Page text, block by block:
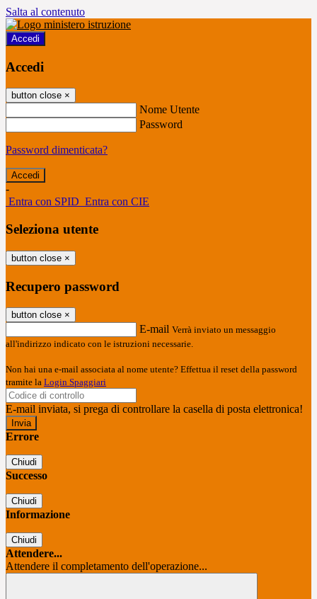
Salta al contenuto
Accedi
Accedi
button close ×
Nome Utente
Password
Password dimenticata?
-
Entra con SPID Entra con CIE
Seleziona utente
button close ×
Recupero password
button close ×
E-mail Verrà inviato un messaggio
all'indirizzo indicato con le istruzioni necessarie.
Non hai una e-mail associata al nome utente? Effettua il reset della password
tramite la Login Spaggiari
E-mail inviata, si prega di controllare la casella di posta elettronica!
Errore
Chiudi
Successo
Chiudi
Informazione
Chiudi
Attendere...
Attendere il completamento dell'operazione...